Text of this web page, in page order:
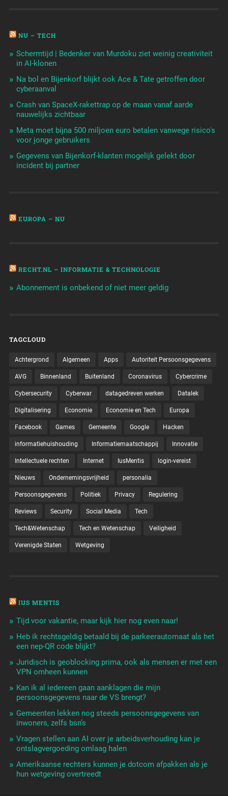
NU – TECH
Schermtijd | Bedenker van Murdoku ziet weinig creativiteit
in AI-klonen
Na bol en Bijenkorf blijkt ook Ace & Tate getroffen door
cyberaanval
Crash van SpaceX-rakettrap op de maan vanaf aarde
nauwelijks zichtbaar
Meta moet bijna 500 miljoen euro betalen vanwege risico's
voor jonge gebruikers
Gegevens van Bijenkorf-klanten mogelijk gelekt door
incident bij partner
EUROPA – NU
RECHT.NL – INFORMATIE & TECHNOLOGIE
Abonnement is onbekend of niet meer geldig
TAGCLOUD
Achtergrond Algemeen Apps Autoriteit Persoonsgegevens
AVG Binnenland Buitenland Coronavirus Cybercrime
Cybersecurity Cyberwar datagedreven werken Datalek
Digitalisering Economie Economie en Tech Europa
Facebook Games Gemeente Google Hacken
informatiehuishouding Informatiemaatschappij Innovatie
Intellectuele rechten Internet IusMentis login-vereist
Nieuws Ondernemingsvrijheid personalia
Persoonsgegevens Politiek Privacy Regulering
Reviews Security Social Media Tech
Tech&Wetenschap Tech en Wetenschap Veiligheid
Verenigde Staten Wetgeving
IUS MENTIS
Tijd voor vakantie, maar kijk hier nog even naar!
Heb ik rechtsgeldig betaald bij de parkeerautomaat als het
een nep-QR code blijkt?
Juridisch is geoblocking prima, ook als mensen er met een
VPN omheen kunnen
Kan ik al iedereen gaan aanklagen die mijn
persoonsgegevens naar de VS brengt?
Gemeenten lekken nog steeds persoonsgegevens van
inwoners, zelfs bsn’s
Vragen stellen aan AI over je arbeidsverhouding kan je
ontslagvergoeding omlaag halen
Amerikaanse rechters kunnen je dotcom afpakken als je
hun wetgeving overtreedt